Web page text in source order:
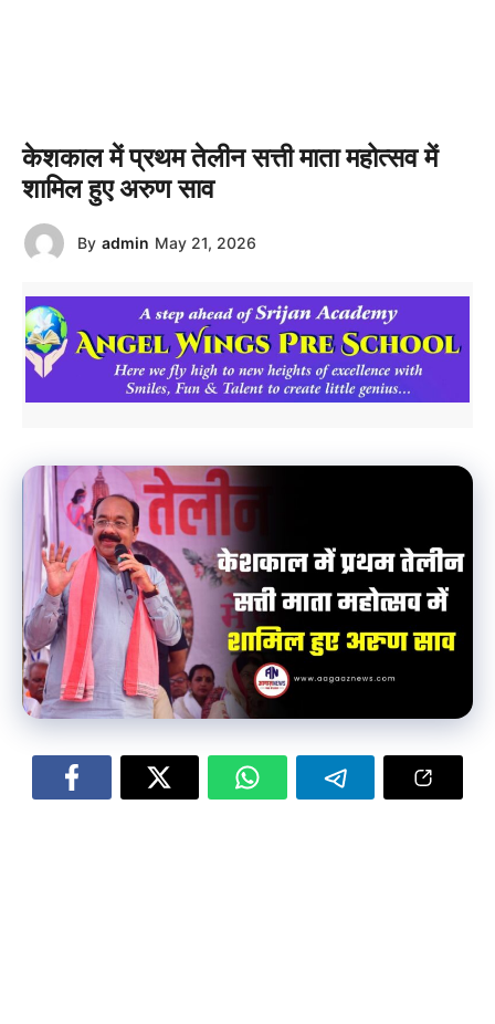
केशकाल में प्रथम तेलीन सत्ती माता महोत्सव में
शामिल हुए अरुण साव
By admin May 21, 2026